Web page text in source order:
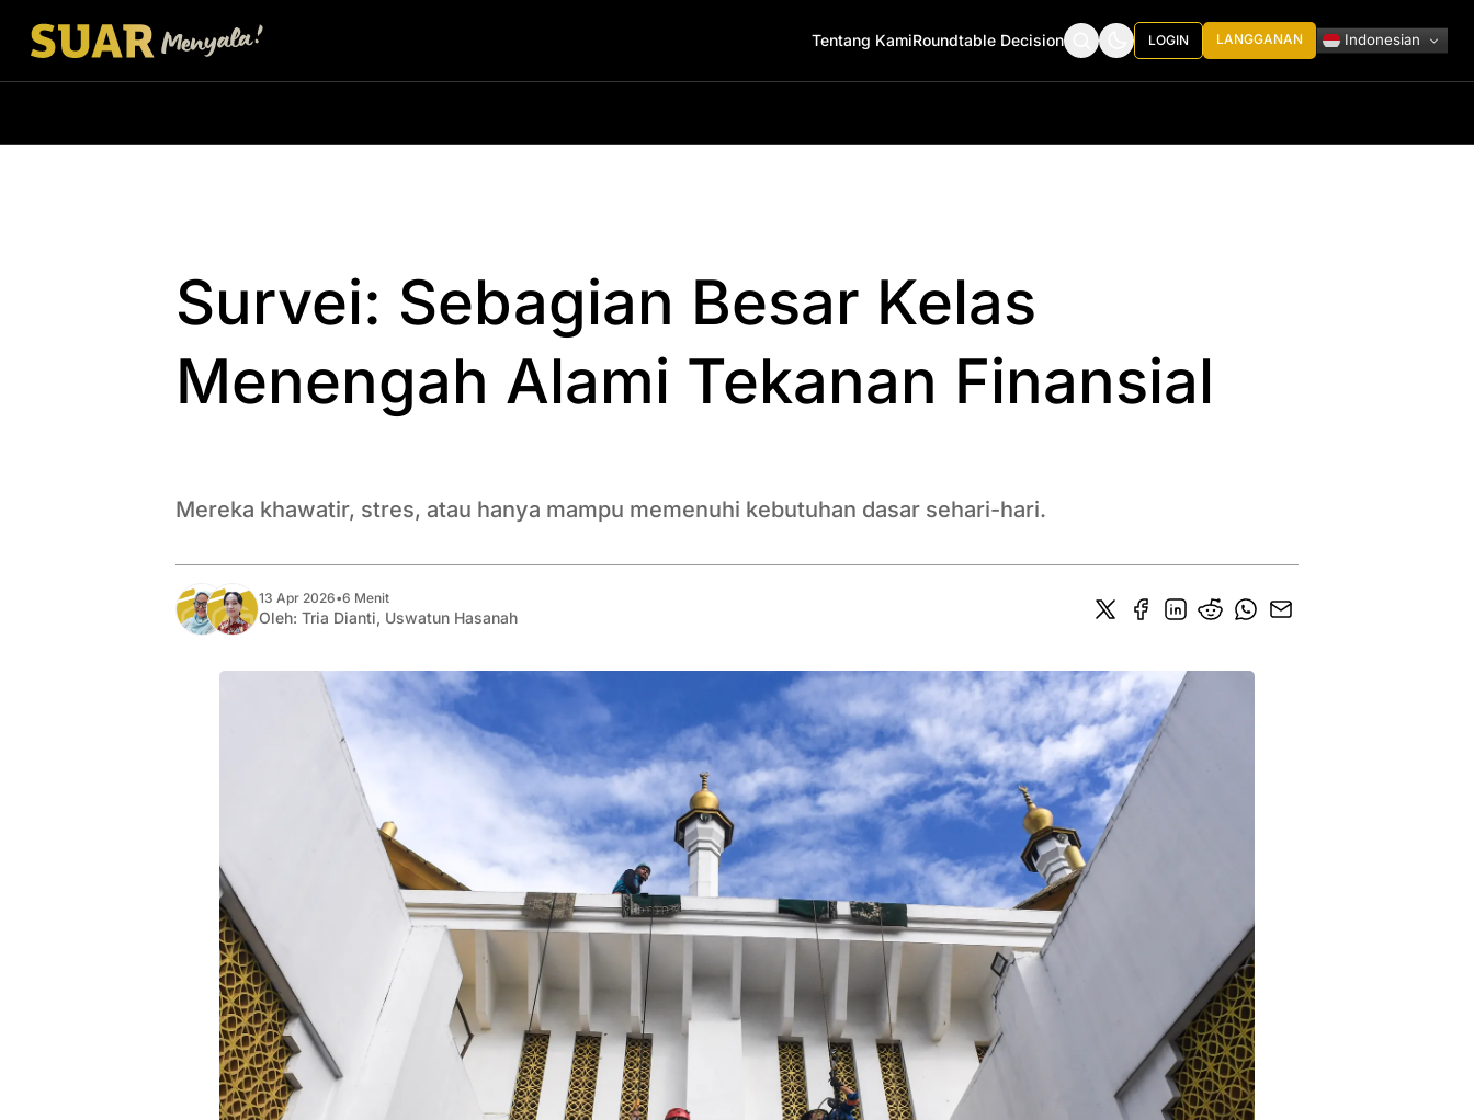
Tentang KamiRoundtable Decision LOGIN LANGGANAN Indonesian
Survei: Sebagian Besar Kelas
Menengah Alami Tekanan Finansial
Mereka khawatir, stres, atau hanya mampu memenuhi kebutuhan dasar sehari-hari.
13 Apr 2026•6 Menit
Oleh: Tria Dianti, Uswatun Hasanah